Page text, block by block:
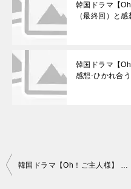
韓国ドラマ【
（最終回）と
韓国ドラマ【
感想-ひかれ合
投
韓国ドラマ【Oh！ご主人様】 あらすじ全話一覧＆放送情報